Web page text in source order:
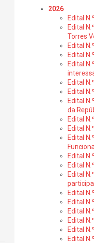
2026
Edital
Edital
Torres
Edital
Edital
Edital
Edital
Edital
Edital
da
Edital
Edital
Edital
Edital
Edital
Edital
Edital
Edital
Edital
Edital
Edital
Edital